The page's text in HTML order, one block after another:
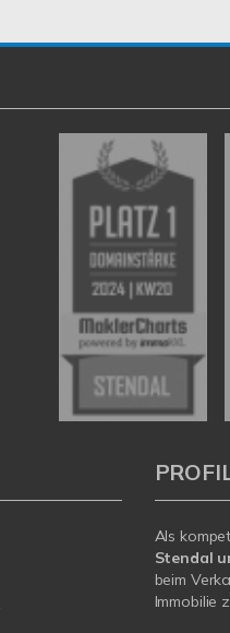
Als
Stendal
beim
Immobilie